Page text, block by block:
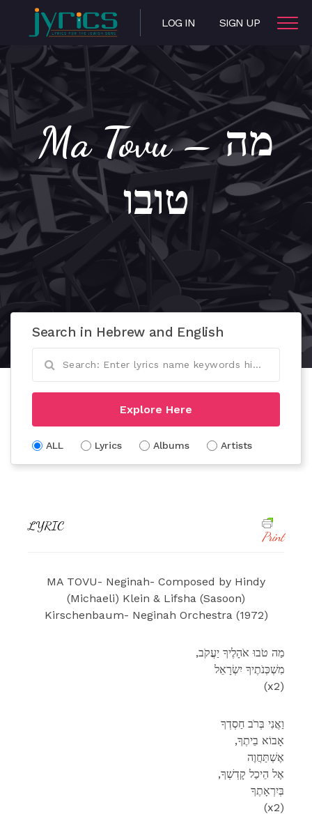
LOG IN SIGN UP
Ma Tovu – מה
טובו
Search in Hebrew and English
Explore Here
ALL Lyrics Albums Artists
LYRIC
Print
MA TOVU- Neginah- Composed by Hindy
(Michaeli) Klein & Lifsha (Sasoon)
Kirschenbaum- Neginah Orchestra (1972)
,מַה טֹבוּ אֹהָלֶיךָ יַעֲקֹב
מִשְׁכְּנֹתֶיךָ יִשְׂרָאֵל
(x2)
וַאֲנִי בְּרֹב חַסְדְךָ
,אָבוֹא בֵיתֶךָ
אֶשְׁתַּחֲוֶה
,אֶל הֵיכַל קָדְשְׁךָ
בְּיִרְאָתֶךָ
(x2)